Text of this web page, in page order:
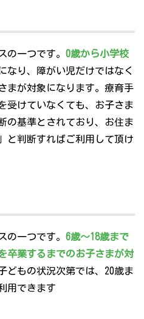
の一つです。 0歳から小学校
なり、障がい児だけではなく
まが対象になります。療育手
受けていなくても、お子さま
の基準とされており、お住ま
と判断すればご利用して頂け
の一つです。 6歳～18歳まで
卒業するまでのお子さまが対
どもの状況次第では、20歳ま
用できます